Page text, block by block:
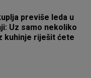
previše leda u
Uz samo nekoliko
kuhinje riješit ćete